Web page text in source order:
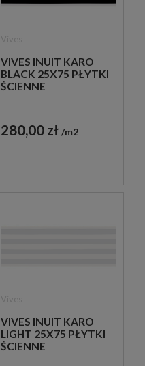
VIVES INUIT KARO
BLACK 25X75 PŁYTKI
ŚCIENNE
280,00 zł m2
VIVES INUIT KARO
LIGHT 25X75 PŁYTKI
ŚCIENNE